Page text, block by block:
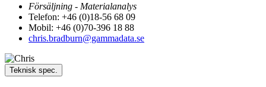
Försäljning - Materialanalys
Telefon: +46 (0)18-56 68 09
Mobil: +46 (0)70-396 18 88
chris.bradburn@gammadata.se
Teknisk spec.